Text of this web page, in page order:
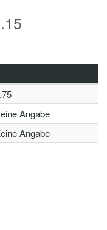
Angabe
Angabe